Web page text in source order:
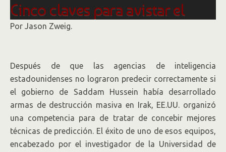
Cinco claves para avistar el
futuro financiero
Por Jason Zweig.
Después de que las agencias de inteligencia
estadounidenses no lograron predecir correctamente si
el gobierno de Saddam Hussein había desarrollado
armas de destrucción masiva en Irak, EE.UU. organizó
una competencia para de tratar de concebir mejores
técnicas de predicción. El éxito de uno de esos equipos,
encabezado por el investigador de la Universidad de